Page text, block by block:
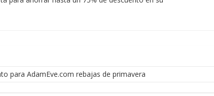
para AdamEve.com rebajas de primavera